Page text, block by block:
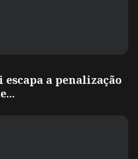
a penalização